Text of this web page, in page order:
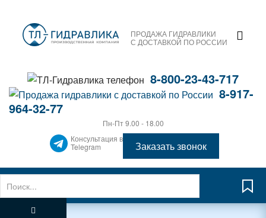
ПРОДАЖА ГИДРАВЛИКИ
С ДОСТАВКОЙ ПО РОССИИ
8-800-23-43-717
8-917-
964-32-77
Пн-Пт 9.00 - 18.00
Консультация в
Telegram
Заказать звонок